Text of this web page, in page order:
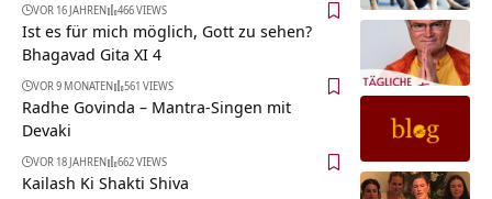
VOR 16 JAHREN 466 VIEWS
Ist es für mich möglich, Gott zu sehen?
Bhagavad Gita XI 4
VOR 9 MONATEN 561 VIEWS
Radhe Govinda – Mantra-Singen mit
Devaki
VOR 18 JAHREN 662 VIEWS
Kailash Ki Shakti Shiva